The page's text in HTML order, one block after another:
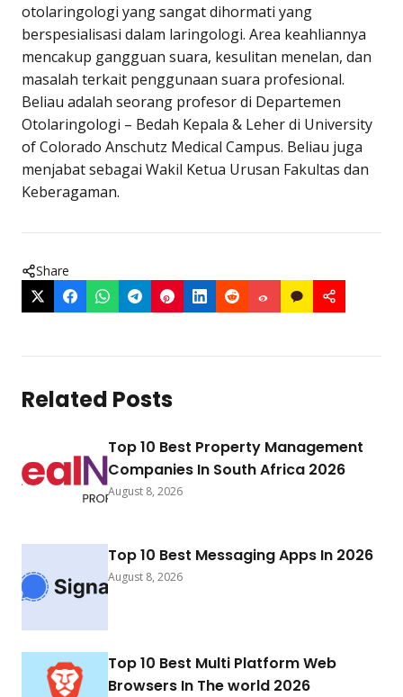
otolaringologi yang sangat dihormati yang
berspesialisasi dalam laringologi. Area keahliannya
mencakup gangguan suara, kesulitan menelan, dan
masalah terkait penggunaan suara profesional.
Beliau adalah seorang profesor di Departemen
Otolaringologi – Bedah Kepala & Leher di University
of Colorado Anschutz Medical Campus. Beliau juga
menjabat sebagai Wakil Ketua Urusan Fakultas dan
Keberagaman.
Share
Related Posts
Top 10 Best Property Management
Companies In South Africa 2026
August 8, 2026
Top 10 Best Messaging Apps In 2026
August 8, 2026
Top 10 Best Multi Platform Web
Browsers In The world 2026